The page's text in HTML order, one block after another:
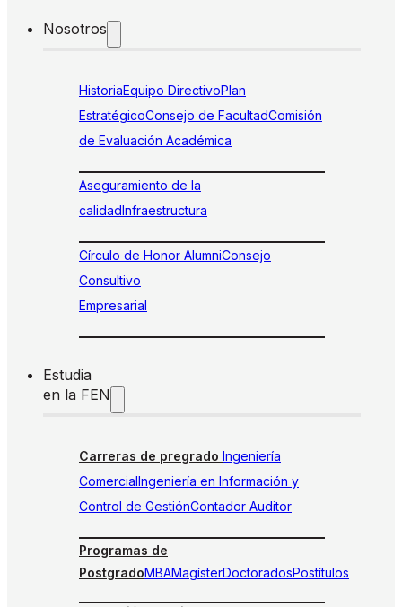
Nosotros
HistoriaEquipo DirectivoPlan
EstratégicoConsejo de FacultadComisión
de Evaluación Académica
Aseguramiento de la
calidadInfraestructura
Círculo de Honor AlumniConsejo
Consultivo
Empresarial
Estudia
en la FEN
Carreras de pregrado Ingeniería
ComercialIngeniería en Información y
Control de GestiónContador Auditor
Programas de
PostgradoMBAMagísterDoctoradosPostítulos